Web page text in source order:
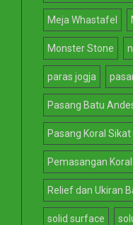
Meja Whastafel
Monster Stone
paras jogja
Pasang Batu
Pasang Koral Sikat
Pemasangan
Relief dan Ukiran
solid surface